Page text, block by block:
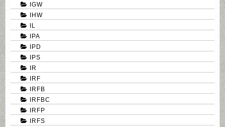
IGW
IHW
IL
IPA
IPD
IPS
IR
IRF
IRFB
IRFBC
IRFP
IRFS